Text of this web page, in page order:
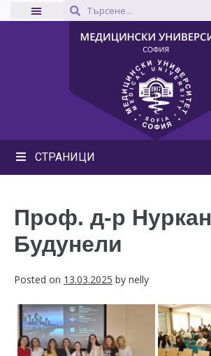
СТРАНИЦИ
Проф. д-р Нуркан
Будунели
Posted on 13.03.2025 by nelly